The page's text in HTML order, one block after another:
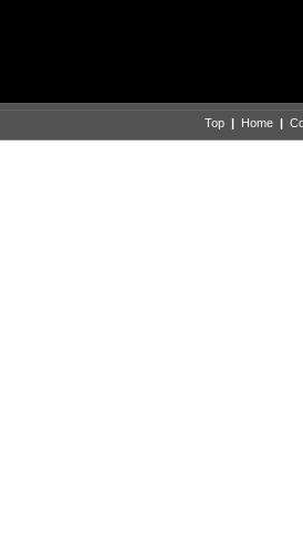
Top | Home |